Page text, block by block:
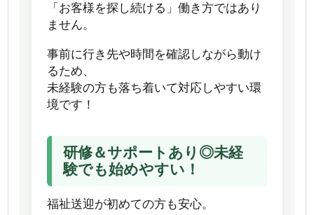
「お客様を探し続ける」働き方ではあり
ません。
事前に行き先や時間を確認しながら動け
るため、
未経験の方も落ち着いて対応しやすい環
境です！
研修＆サポートあり◎未経
験でも始めやすい！
福祉送迎が初めての方も安心。